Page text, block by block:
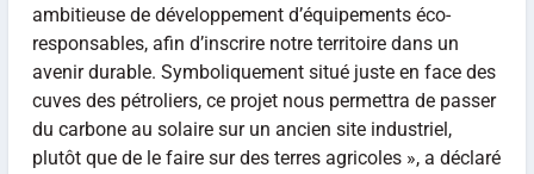
ambitieuse de développement d’équipements éco-
responsables, afin d’inscrire notre territoire dans un
avenir durable. Symboliquement situé juste en face des
cuves des pétroliers, ce projet nous permettra de passer
du carbone au solaire sur un ancien site industriel,
plutôt que de le faire sur des terres agricoles », a déclaré